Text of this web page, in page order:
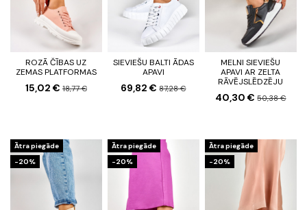
ROZĀ ČĪBAS UZ
ZEMAS PLATFORMAS
15,02 € 18,77 €
SIEVIEŠU BALTI ĀDAS
APAVI
69,82 €87,28 €
MELNI SIEVIEŠU
APAVI AR ZELTA
RĀVĒJSLĒDZĒJU
40,30 €50,38 €
Ātra piegāde
-20%
Ātra piegāde
-20%
Ātra piegāde
-20%